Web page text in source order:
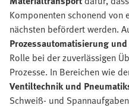
Komponenten schonend von
nächsten befördert werden.
Prozessautomatisierung
Rolle bei der zuverlässigen
Prozesse. In Bereichen wie
Ventiltechnik und
Schweiß- und